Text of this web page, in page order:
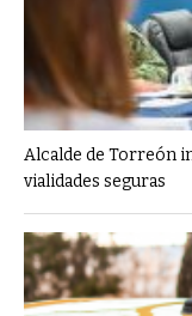
Alcalde de Torreón
vialidades seguras